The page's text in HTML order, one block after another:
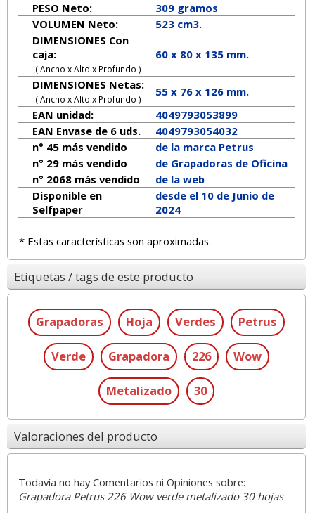
PESO Neto:
309gramos
VOLUMEN Neto:
523 cm3.
DIMENSIONES Con
caja:
( Ancho x Alto x Profundo )
60 x 80 x 135 mm.
DIMENSIONES Netas:
( Ancho x Alto x Profundo )
55x 76x 126mm.
EAN unidad:
4049793053899
EAN Envase de 6 uds.
4049793054032
n° 45 más vendido
de la marca Petrus
n° 29 más vendido
de Grapadoras de Oficina
n° 2068 más vendido
de la web
Disponible en
Selfpaper
desde el 10 de Junio de
2024
* Estas características son aproximadas.
Etiquetas / tags de este producto
Grapadoras Hoja Verdes Petrus
Verde Grapadora 226 Wow
Metalizado 30
Valoraciones del producto
Todavía no hay Comentarios ni Opiniones sobre:
Grapadora Petrus 226 Wow verde metalizado 30 hojas